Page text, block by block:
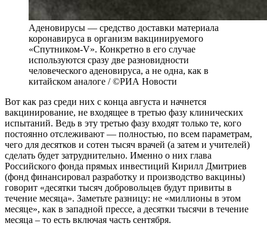
Аденовирусы — средство доставки материала
коронавируса в организм вакцинируемого
«Спутником-V». Конкретно в его случае
используются сразу две разновидности
человеческого аденовируса, а не одна, как в
китайском аналоге / ©РИА Новости
Вот как раз среди них с конца августа и начнется
вакцинирование, не входящее в третью фазу клинических
испытаний. Ведь в эту третью фазу входят только те, кого
постоянно отслеживают — полностью, по всем параметрам,
чего для десятков и сотен тысяч врачей (а затем и учителей)
сделать будет затруднительно. Именно о них глава
Российского фонда прямых инвестиций Кирилл Дмитриев
(фонд финансировал разработку и производство вакцины)
говорит «десятки тысяч добровольцев будут привиты в
течение месяца». Заметьте разницу: не «миллионы в этом
месяце», как в западной прессе, а десятки тысячи в течение
месяца – то есть включая часть сентября.